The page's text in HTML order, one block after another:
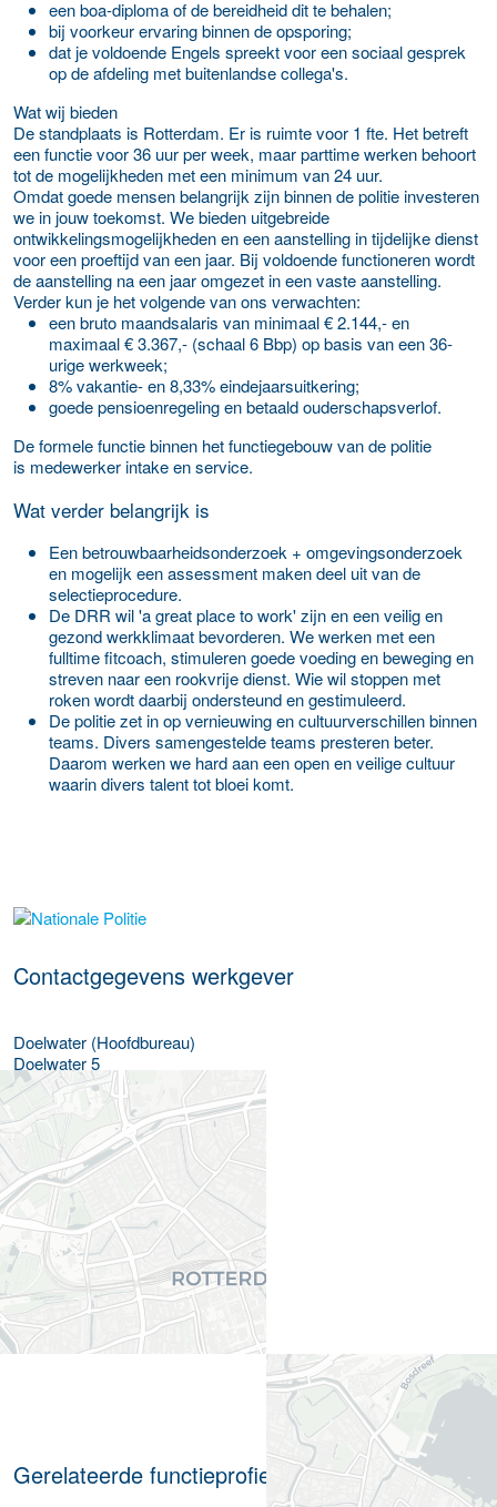
een boa-diploma of de bereidheid dit te behalen;
bij voorkeur ervaring binnen de opsporing;
dat je voldoende Engels spreekt voor een sociaal gesprek
op de afdeling met buitenlandse collega's.
Wat wij bieden
De standplaats is Rotterdam. Er is ruimte voor 1 fte. Het betreft
een functie voor 36 uur per week, maar parttime werken behoort
tot de mogelijkheden met een minimum van 24 uur.
Omdat goede mensen belangrijk zijn binnen de politie investeren
we in jouw toekomst. We bieden uitgebreide
ontwikkelingsmogelijkheden en een aanstelling in tijdelijke dienst
voor een proeftijd van een jaar. Bij voldoende functioneren wordt
de aanstelling na een jaar omgezet in een vaste aanstelling.
Verder kun je het volgende van ons verwachten:
een bruto maandsalaris van minimaal € 2.144,- en
maximaal € 3.367,- (schaal 6 Bbp) op basis van een 36-
urige werkweek;
8% vakantie- en 8,33% eindejaarsuitkering;
goede pensioenregeling en betaald ouderschapsverlof.
De formele functie binnen het functiegebouw van de politie
is medewerker intake en service.
Wat verder belangrijk is
Een betrouwbaarheidsonderzoek + omgevingsonderzoek
en mogelijk een assessment maken deel uit van de
selectieprocedure.
De DRR wil 'a great place to work' zijn en een veilig en
gezond werkklimaat bevorderen. We werken met een
fulltime fitcoach, stimuleren goede voeding en beweging en
streven naar een rookvrije dienst. Wie wil stoppen met
roken wordt daarbij ondersteund en gestimuleerd.
De politie zet in op vernieuwing en cultuurverschillen binnen
teams. Divers samengestelde teams presteren beter.
Daarom werken we hard aan een open en veilige cultuur
waarin divers talent tot bloei komt.
Meer werkgever details
Contactgegevens werkgever
Doelwater (Hoofdbureau)
Doelwater 5
3011 AHRotterdam
Gerelateerde functieprofielen